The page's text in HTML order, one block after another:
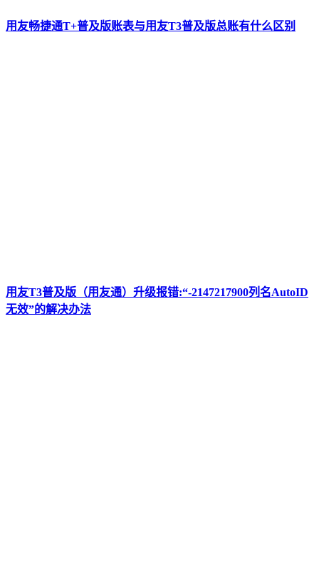
用友畅捷通T+普及版账表与用友T3普及版总账有什么区别
用友T3普及版（用友通）升级报错:“-2147217900列名AutoID
无效”的解决办法